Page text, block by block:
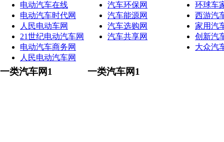
电动汽车在线
电动汽车时代网
人民电动车网
21世纪电动汽车网
电动汽车商务网
人民电动汽车网
汽车环保网
汽车能源网
汽车选购网
汽车共享网
环球车
西游汽
家用汽
创新汽
大众汽
一类汽车网1 一类汽车网1